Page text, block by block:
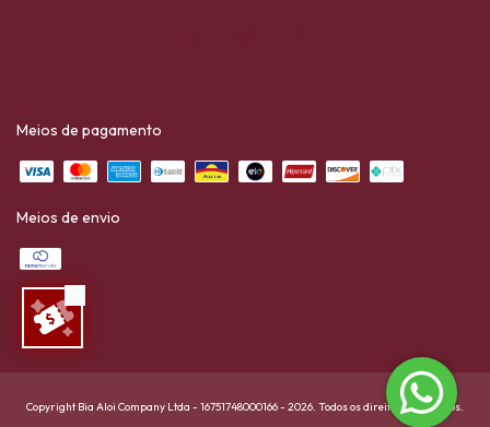
Meios de pagamento
Meios de envio
Copyright Bia Aloi Company Ltda - 16751748000166 - 2026. Todos os direitos reservados.